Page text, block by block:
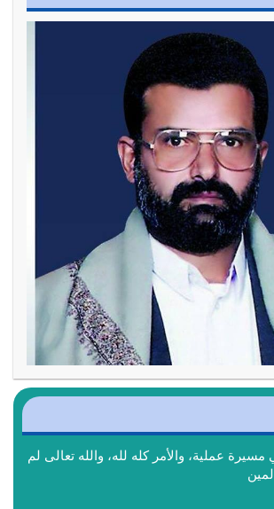
عملية، والأمر كله لله، والله تعالى لم